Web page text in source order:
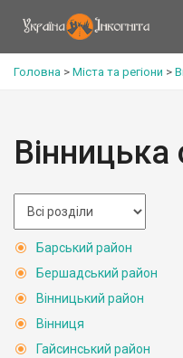
Головна > Міста та регіони >
Вінницька
Барський район
Бершадський район
Вінницький район
Вінниця
Гайсинський район